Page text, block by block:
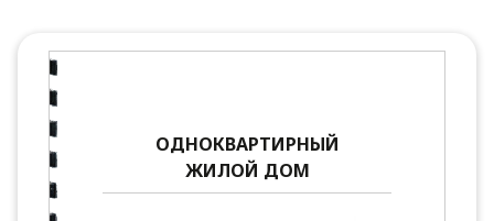
ОДНОКВАРТИРНЫЙ
ЖИЛОЙ ДОМ